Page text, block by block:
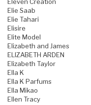
Eleven Creation
Elie Saab
Elie Tahari
Elisire
Elite Model
Elizabeth and James
ELIZABETH ARDEN
Elizabeth Taylor
Ella K
Ella K Parfums
Ella Mikao
Ellen Tracy